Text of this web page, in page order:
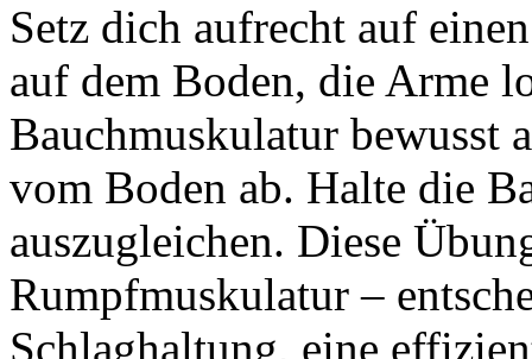
Setz dich aufrecht auf
auf dem Boden, die Arme
Bauchmuskulatur bewusst
vom Boden ab. Halte die
auszugleichen. Diese
Rumpfmuskulatur –
Schlaghaltung, eine